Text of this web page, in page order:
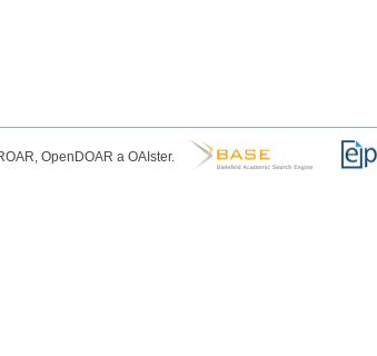
OpenDOAR a OAIster.